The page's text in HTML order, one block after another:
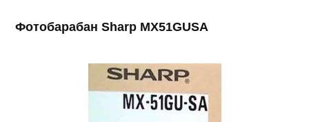
Фотобарабан Sharp MX51GUSA